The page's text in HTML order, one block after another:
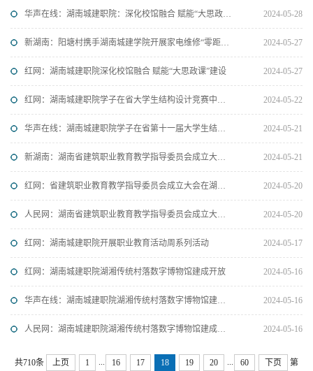
华声在线：湖南城建职院：深化校馆融合 赋能“大思政课”建设 2024-05-28
新湖南：阳塘村携手湖南城建学院开展家电维修“零距离”志愿服务活动 2024-05-27
红网：湖南城建职院深化校馆融合 赋能“大思政课”建设 2024-05-27
红网：湖南城建职院学子在省大学生结构设计竞赛中获佳绩 2024-05-22
华声在线：湖南城建职院学子在省第十一届大学生结构设计竞赛中喜获佳绩 2024-05-21
新湖南：湖南省建筑职业教育教学指导委员会成立大会在湖南城建职院举行 2024-05-21
红网：省建筑职业教育教学指导委员会成立大会在湖南城建职院举行 2024-05-20
人民网：湖南省建筑职业教育教学指导委员会成立大会举行 2024-05-20
红网：湖南城建职院开展职业教育活动周系列活动 2024-05-17
红网：湖南城建职院湖湘传统村落数字博物馆建成开放 2024-05-16
华声在线：湖南城建职院湖湘传统村落数字博物馆建成开放 2024-05-16
人民网：湖南城建职院湖湘传统村落数字博物馆建成开放 2024-05-16
共710条 上页 1 ... 16 17 18 19 20 ... 60 下页 第